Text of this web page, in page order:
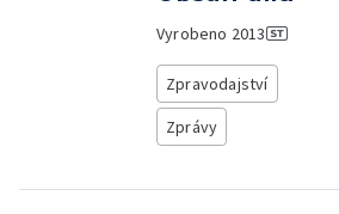
Vyrobeno 2013
Zpravodajství
Zprávy